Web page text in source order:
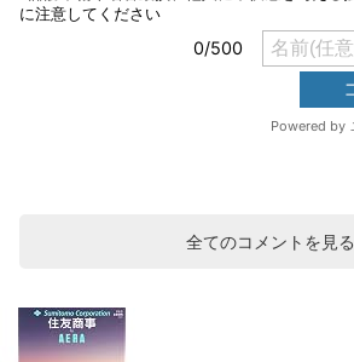
全てのコメントを見る